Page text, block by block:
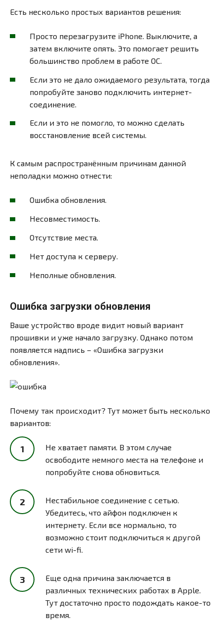
Есть несколько простых вариантов решения:
Просто перезагрузите iPhone. Выключите, а
затем включите опять. Это помогает решить
большинство проблем в работе ОС.
Если это не дало ожидаемого результата, тогда
попробуйте заново подключить интернет-
соединение.
Если и это не помогло, то можно сделать
восстановление всей системы.
К самым распространённым причинам данной
неполадки можно отнести:
Ошибка обновления.
Несовместимость.
Отсутствие места.
Нет доступа к серверу.
Неполные обновления.
Ошибка загрузки обновления
Ваше устройство вроде видит новый вариант
прошивки и уже начало загрузку. Однако потом
появляется надпись – «Ошибка загрузки
обновления».
Почему так происходит? Тут может быть несколько
вариантов:
Не хватает памяти. В этом случае
освободите немного места на телефоне и
попробуйте снова обновиться.
Нестабильное соединение с сетью.
Убедитесь, что айфон подключен к
интернету. Если все нормально, то
возможно стоит подключиться к другой
сети wi-fi.
Еще одна причина заключается в
различных технических работах в Apple.
Тут достаточно просто подождать какое-то
время.